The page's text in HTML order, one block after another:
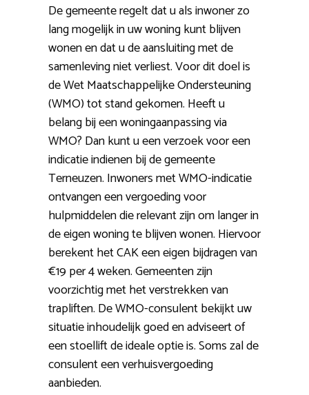
De gemeente regelt dat u als inwoner zo
lang mogelijk in uw woning kunt blijven
wonen en dat u de aansluiting met de
samenleving niet verliest. Voor dit doel is
de Wet Maatschappelijke Ondersteuning
(WMO) tot stand gekomen. Heeft u
belang bij een woningaanpassing via
WMO? Dan kunt u een verzoek voor een
indicatie indienen bij de gemeente
Terneuzen. Inwoners met WMO-indicatie
ontvangen een vergoeding voor
hulpmiddelen die relevant zijn om langer in
de eigen woning te blijven wonen. Hiervoor
berekent het CAK een eigen bijdragen van
€19 per 4 weken. Gemeenten zijn
voorzichtig met het verstrekken van
trapliften. De WMO-consulent bekijkt uw
situatie inhoudelijk goed en adviseert of
een stoellift de ideale optie is. Soms zal de
consulent een verhuisvergoeding
aanbieden.